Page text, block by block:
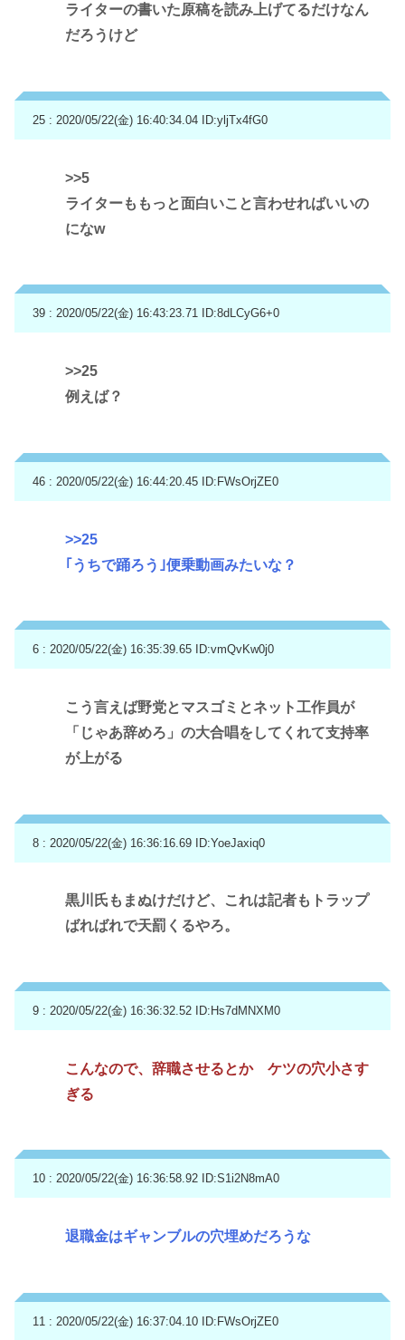
ライターの書いた原稿を読み上げてるだけなん
だろうけど
25 : 2020/05/22(金) 16:40:34.04 ID:yljTx4fG0
>>5
ライターももっと面白いこと言わせればいいの
になw
39 : 2020/05/22(金) 16:43:23.71 ID:8dLCyG6+0
>>25
例えば？
46 : 2020/05/22(金) 16:44:20.45 ID:FWsOrjZE0
>>25
｢うちで踊ろう｣便乗動画みたいな？
6 : 2020/05/22(金) 16:35:39.65 ID:vmQvKw0j0
こう言えば野党とマスゴミとネット工作員が
「じゃあ辞めろ」の大合唱をしてくれて支持率
が上がる
8 : 2020/05/22(金) 16:36:16.69 ID:YoeJaxiq0
黒川氏もまぬけだけど、これは記者もトラップ
ばればれで天罰くるやろ。
9 : 2020/05/22(金) 16:36:32.52 ID:Hs7dMNXM0
こんなので、辞職させるとか ケツの穴小さす
ぎる
10 : 2020/05/22(金) 16:36:58.92 ID:S1i2N8mA0
退職金はギャンブルの穴埋めだろうな
11 : 2020/05/22(金) 16:37:04.10 ID:FWsOrjZE0